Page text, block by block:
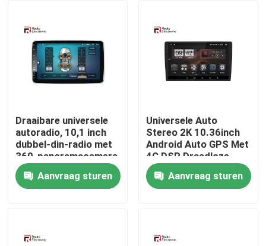
Producten
Over ons
Draaibare universele
autoradio, 10,1 inch
dubbel-din-radio met
360-panoramacamera
Aanvraag sturen
Universele Auto
Stereo 2K 10.36inch
Android Auto GPS Met
4G DSP Draadloze
Carplay Auto
Multimedia
Aanvraag sturen